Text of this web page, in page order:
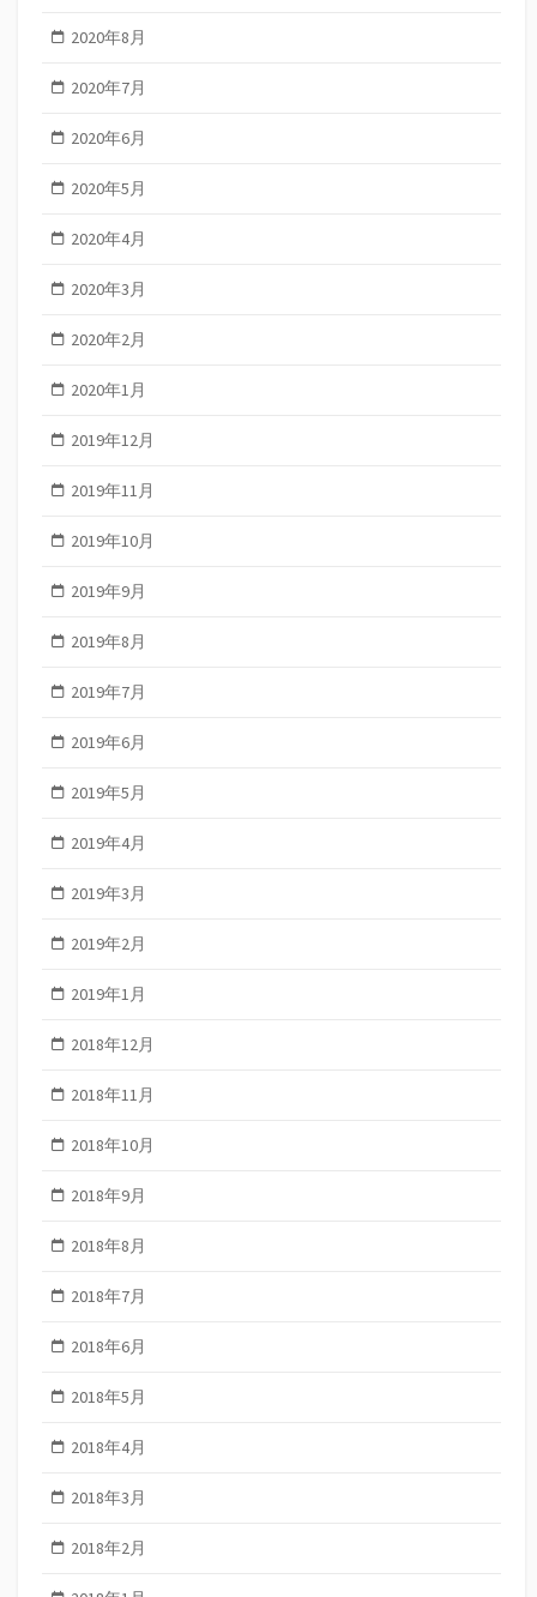
2020年8月
2020年7月
2020年6月
2020年5月
2020年4月
2020年3月
2020年2月
2020年1月
2019年12月
2019年11月
2019年10月
2019年9月
2019年8月
2019年7月
2019年6月
2019年5月
2019年4月
2019年3月
2019年2月
2019年1月
2018年12月
2018年11月
2018年10月
2018年9月
2018年8月
2018年7月
2018年6月
2018年5月
2018年4月
2018年3月
2018年2月